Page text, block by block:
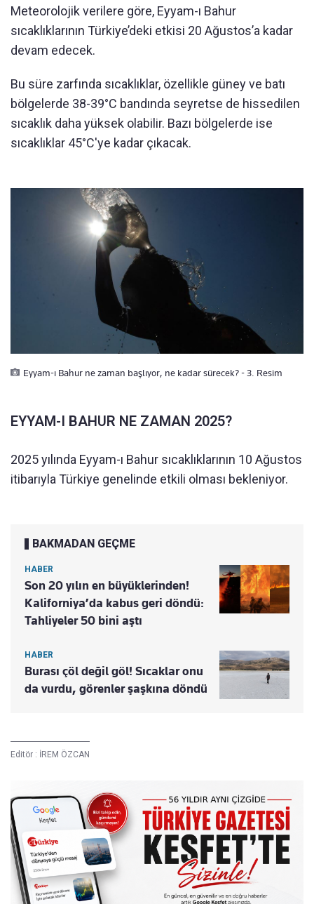
Meteorolojik verilere göre, Eyyam-ı Bahur
sıcaklıklarının Türkiye’deki etkisi 20 Ağustos’a kadar
devam edecek.
Bu süre zarfında sıcaklıklar, özellikle güney ve batı
bölgelerde 38-39°C bandında seyretse de hissedilen
sıcaklık daha yüksek olabilir. Bazı bölgelerde ise
sıcaklıklar 45°C'ye kadar çıkacak.
Eyyam-ı Bahur ne zaman başlıyor, ne kadar sürecek? - 3. Resim
EYYAM-I BAHUR NE ZAMAN 2025?
2025 yılında Eyyam-ı Bahur sıcaklıklarının 10 Ağustos
itibarıyla Türkiye genelinde etkili olması bekleniyor.
BAKMADAN GEÇME
HABER
Son 20 yılın en büyüklerinden!
Kaliforniya’da kabus geri döndü:
Tahliyeler 50 bini aştı
HABER
Burası çöl değil göl! Sıcaklar onu
da vurdu, görenler şaşkına döndü
Editör : İREM ÖZCAN